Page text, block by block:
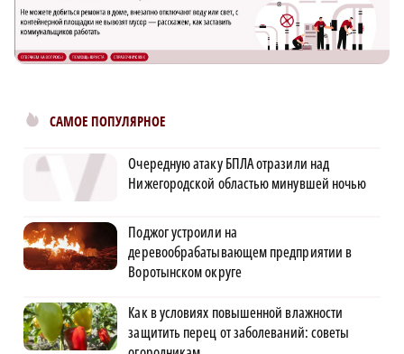
САМОЕ ПОПУЛЯРНОЕ
Очередную атаку БПЛА отразили над
Нижегородской областью минувшей ночью
Поджог устроили на
деревообрабатывающем предприятии в
Воротынском округе
Как в условиях повышенной влажности
защитить перец от заболеваний: советы